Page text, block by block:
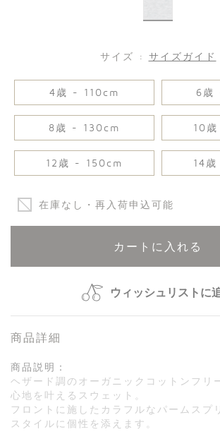
サイズ : サイズガイド
4歳 - 110cm 6歳
8歳 - 130cm 10
12歳 - 150cm 14
在庫なし・再入荷申込可能
カートに入れる
ウィッシュリストに
商品詳細
商品説明：
ヘザード調のオーガニックコットンフリ
心地を叶えるスウェット。
フロントに施したカラフルなパームスプ
スタイルに個性を添えます。